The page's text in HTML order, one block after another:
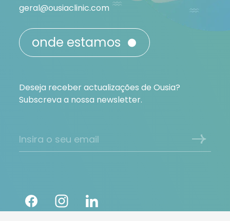
Deseja receber actualizações de Ousia?
Subscreva a nossa newsletter.
geral@ousiaclinic.com
onde estamos